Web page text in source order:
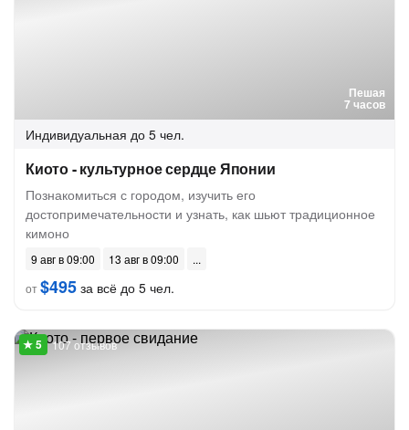
Пешая
7 часов
Индивидуальная до 5 чел.
Киото - культурное сердце Японии
Познакомиться с городом, изучить его
достопримечательности и узнать, как шьют традиционное
кимоно
9 авг в 09:00
13 авг в 09:00
от$495 за всё до 5 чел.
107 отзывов